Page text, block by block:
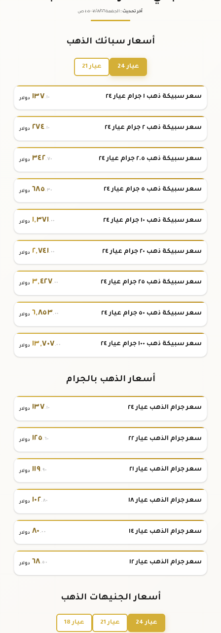
آخر تحديث : الجمعة ٠٧ /٠٨/٢٠٢٦ - ٠١:٠٥ ص
أسعار سبائك الذهب
عيار 24 عيار 21
سعر سبيكة ذهب ١ جرام عيار ٢٤ ١٣٧.١٠ دولار
سعر سبيكة ذهب ٢ جرام عيار ٢٤ ٢٧٤.١٠ دولار
سعر سبيكة ذهب ٢.٥ جرام عيار ٢٤ ٣٤٢.٧٠ دولار
سعر سبيكة ذهب ٥ جرام عيار ٢٤ ٦٨٥.٣٠ دولار
سعر سبيكة ذهب ١٠ جرام عيار ٢٤ ١,٣٧١.٠٠ دولار
سعر سبيكة ذهب ٢٠ جرام عيار ٢٤ ٢,٧٤١.٠٠ دولار
سعر سبيكة ذهب ٢٥ جرام عيار ٢٤ ٣,٤٢٧.٠٠ دولار
سعر سبيكة ذهب ٥٠ جرام عيار ٢٤ ٦,٨٥٣.٠٠ دولار
سعر سبيكة ذهب ١٠٠ جرام عيار ٢٤ ١٣,٧٠٧.٠٠ دولار
أسعار الذهب بالجرام
سعر جرام الذهب عيار ٢٤ ١٣٧.١٠ دولار
سعر جرام الذهب عيار ٢٢ ١٢٥.٦٠ دولار
سعر جرام الذهب عيار ٢١ ١١٩.٩٠ دولار
سعر جرام الذهب عيار ١٨ ١٠٢.٨٠ دولار
سعر جرام الذهب عيار ١٤ ٨٠ .٠٠ دولار
سعر جرام الذهب عيار ١٢ ٦٨.٥٠ دولار
أسعار الجنيهات الذهب
عيار 24 عيار 21 عيار 18